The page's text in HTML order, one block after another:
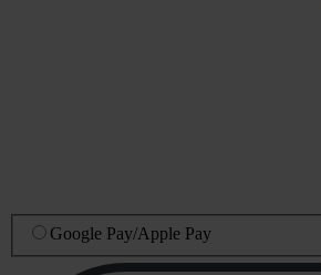
Google Pay/Apple Pay